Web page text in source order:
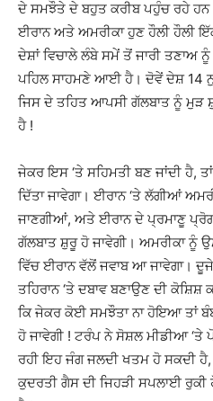
ਦੇ ਸਮਝੌਤੇ ਦੇ ਬਹੁਤ ਕਰੀਬ ਪਹੁੰਚ ਰਹੇ
ਈਰਾਨ ਅਤੇ ਅਮਰੀਕਾ ਹੁਣ ਹੌਲੀ ਹੌਲੀ
ਦੇਸ਼ਾਂ ਵਿਚਾਲੇ ਲੰਬੇ ਸਮੇਂ ਤੋਂ ਜਾਰੀ ਤਣਾਅ
ਪਹਿਲ ਸਾਹਮਣੇ ਆਈ ਹੈ। ਦੋਵੇਂ ਦੇਸ਼ 14
ਜਿਸ ਦੇ ਤਹਿਤ ਆਪਸੀ ਗੱਲਬਾਤ ਨੂੰ ਮੁੜ
ਹੈ !
ਜੇਕਰ ਇਸ ‘ਤੇ ਸਹਿਮਤੀ ਬਣ ਜਾਂਦੀ ਹੈ,
ਦਿੱਤਾ ਜਾਵੇਗਾ। ਈਰਾਨ ‘ਤੇ ਲੱਗੀਆਂ
ਜਾਣਗੀਆਂ, ਅਤੇ ਈਰਾਨ ਦੇ ਪ੍ਰਮਾਣੂ
ਗੱਲਬਾਤ ਸ਼ੁਰੂ ਹੋ ਜਾਵੇਗੀ। ਅਮਰੀਕਾ ਨੂੰ
ਵਿੱਚ ਈਰਾਨ ਵੱਲੋਂ ਜਵਾਬ ਆ ਜਾਵੇਗਾ।
ਤਹਿਰਾਨ ‘ਤੇ ਦਬਾਵ ਬਣਾਉਣ ਦੀ
ਕਿ ਜੇਕਰ ਕੋਈ ਸਮਝੌਤਾ ਨਾ ਹੋਇਆ ਤਾਂ
ਹੋ ਜਾਵੇਗੀ ! ਟਰੰਪ ਨੇ ਸੋਸ਼ਲ ਮੀਡੀਆ ‘ਤੇ
ਰਹੀ ਇਹ ਜੰਗ ਜਲਦੀ ਖਤਮ ਹੋ ਸਕਦੀ
ਕੁਦਰਤੀ ਗੈਸ ਦੀ ਜਿਹੜੀ ਸਪਲਾਈ